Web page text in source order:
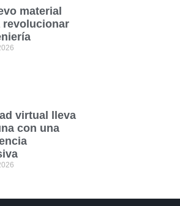
material
revolucionar
virtual lleva
con una